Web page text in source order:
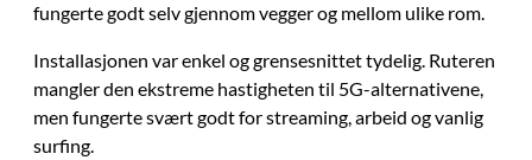
fungerte godt selv gjennom vegger og mellom ulike rom.
Installasjonen var enkel og grensesnittet tydelig. Ruteren
mangler den ekstreme hastigheten til 5G-alternativene,
men fungerte svært godt for streaming, arbeid og vanlig
surfing.